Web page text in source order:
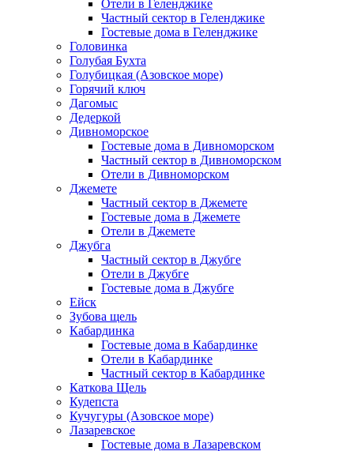
Отели в Геленджике
Частный сектор в Геленджике
Гостевые дома в Геленджике
Головинка
Голубая Бухта
Голубицкая (Азовское море)
Горячий ключ
Дагомыс
Дедеркой
Дивноморское
Гостевые дома в Дивноморском
Частный сектор в Дивноморском
Отели в Дивноморском
Джемете
Частный сектор в Джемете
Гостевые дома в Джемете
Отели в Джемете
Джубга
Частный сектор в Джубге
Отели в Джубге
Гостевые дома в Джубге
Ейск
Зубова щель
Кабардинка
Гостевые дома в Кабардинке
Отели в Кабардинке
Частный сектор в Кабардинке
Каткова Щель
Кудепста
Кучугуры (Азовское море)
Лазаревское
Гостевые дома в Лазаревском